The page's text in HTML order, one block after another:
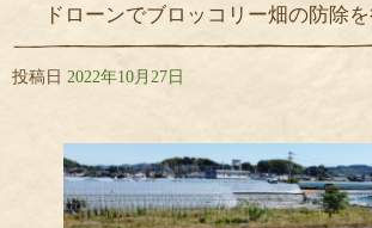
ドローンでブロッコリー畑の防除を
投稿日 2022年10月27日